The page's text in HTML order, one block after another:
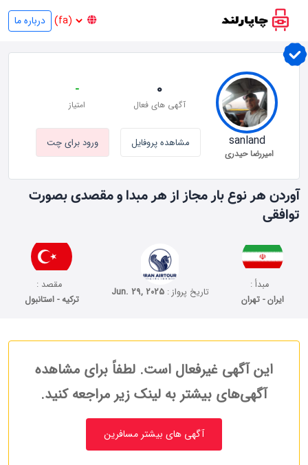
درباره ما
آوردن هر نوع بار مجاز از هر مبدا و مقصدی بصورت
توافقی
مبدأ :
ایران - تهران
تاریخ پرواز :Jun. 29, 2025
مقصد :
ترکیه - استانبول
sanland
امیررضا حیدری
0
آگهی های فعال
-
امتیاز
مشاهده پروفایل ورود برای چت
این آگهی غیرفعال است. لطفاً برای مشاهده
آگهی‌های بیشتر به لینک زیر مراجعه کنید.
آگهی های بیشتر مسافرین